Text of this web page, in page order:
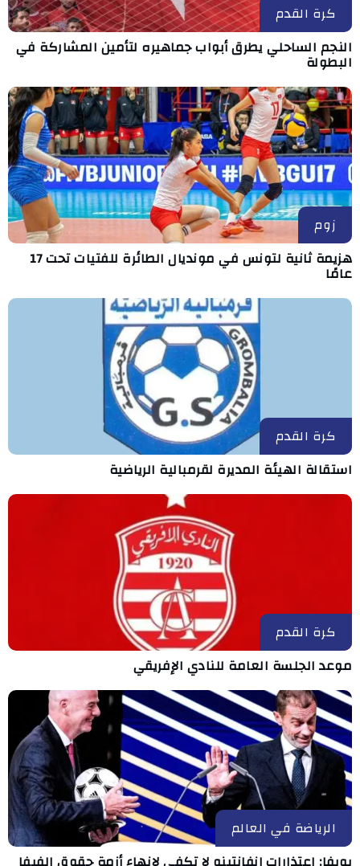
كرة القدم
النجم الساحلي يطرق أبواب جماهيره لتأمين المشاركة في
البطولة
زوم
هزيمة ثانية لتونس في مونديال الطائرة للفتيات تحت 17
عامًا
كرة القدم
استقالة الهيئة المديرة لقرمبالية الرياضية
كرة القدم
موعد الجلسة العامة للنادي الإفريقي
الرياضة في العالم